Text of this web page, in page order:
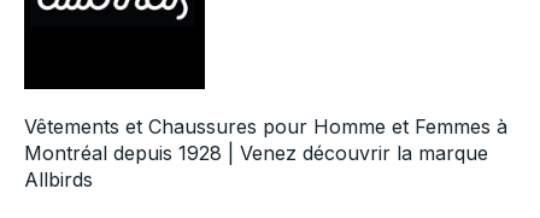
Vêtements et Chaussures pour Homme et Femmes à
Montréal depuis 1928 | Venez découvrir la marque
Allbirds